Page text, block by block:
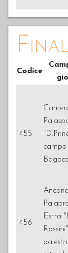
Codice
1455
campo
1456
Estra